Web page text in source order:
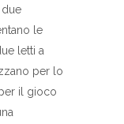
le
letti a
per lo
il gioco